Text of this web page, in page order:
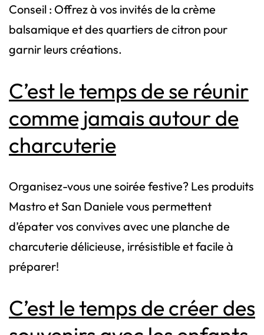
Conseil : Offrez à vos invités de la crème
balsamique et des quartiers de citron pour
garnir leurs créations.
C’est le temps de se réunir
comme jamais autour de
charcuterie
Organisez-vous une soirée festive? Les produits
Mastro et San Daniele vous permettent
d’épater vos convives avec une planche de
charcuterie délicieuse, irrésistible et facile à
préparer!
C’est le temps de créer des